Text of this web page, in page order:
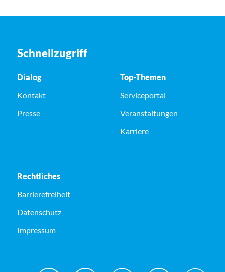
Schnellzugriff
Dialog
Kontakt
Presse
Top-Themen
Serviceportal
Veranstaltungen
Karriere
Rechtliches
Barrierefreiheit
Datenschutz
Impressum